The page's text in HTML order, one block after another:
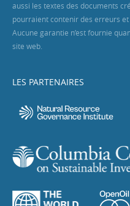
aussi les textes des documents
pourraient contenir des erreurs
Aucune garantie n’est fournie
site web.
LES PARTENAIRES